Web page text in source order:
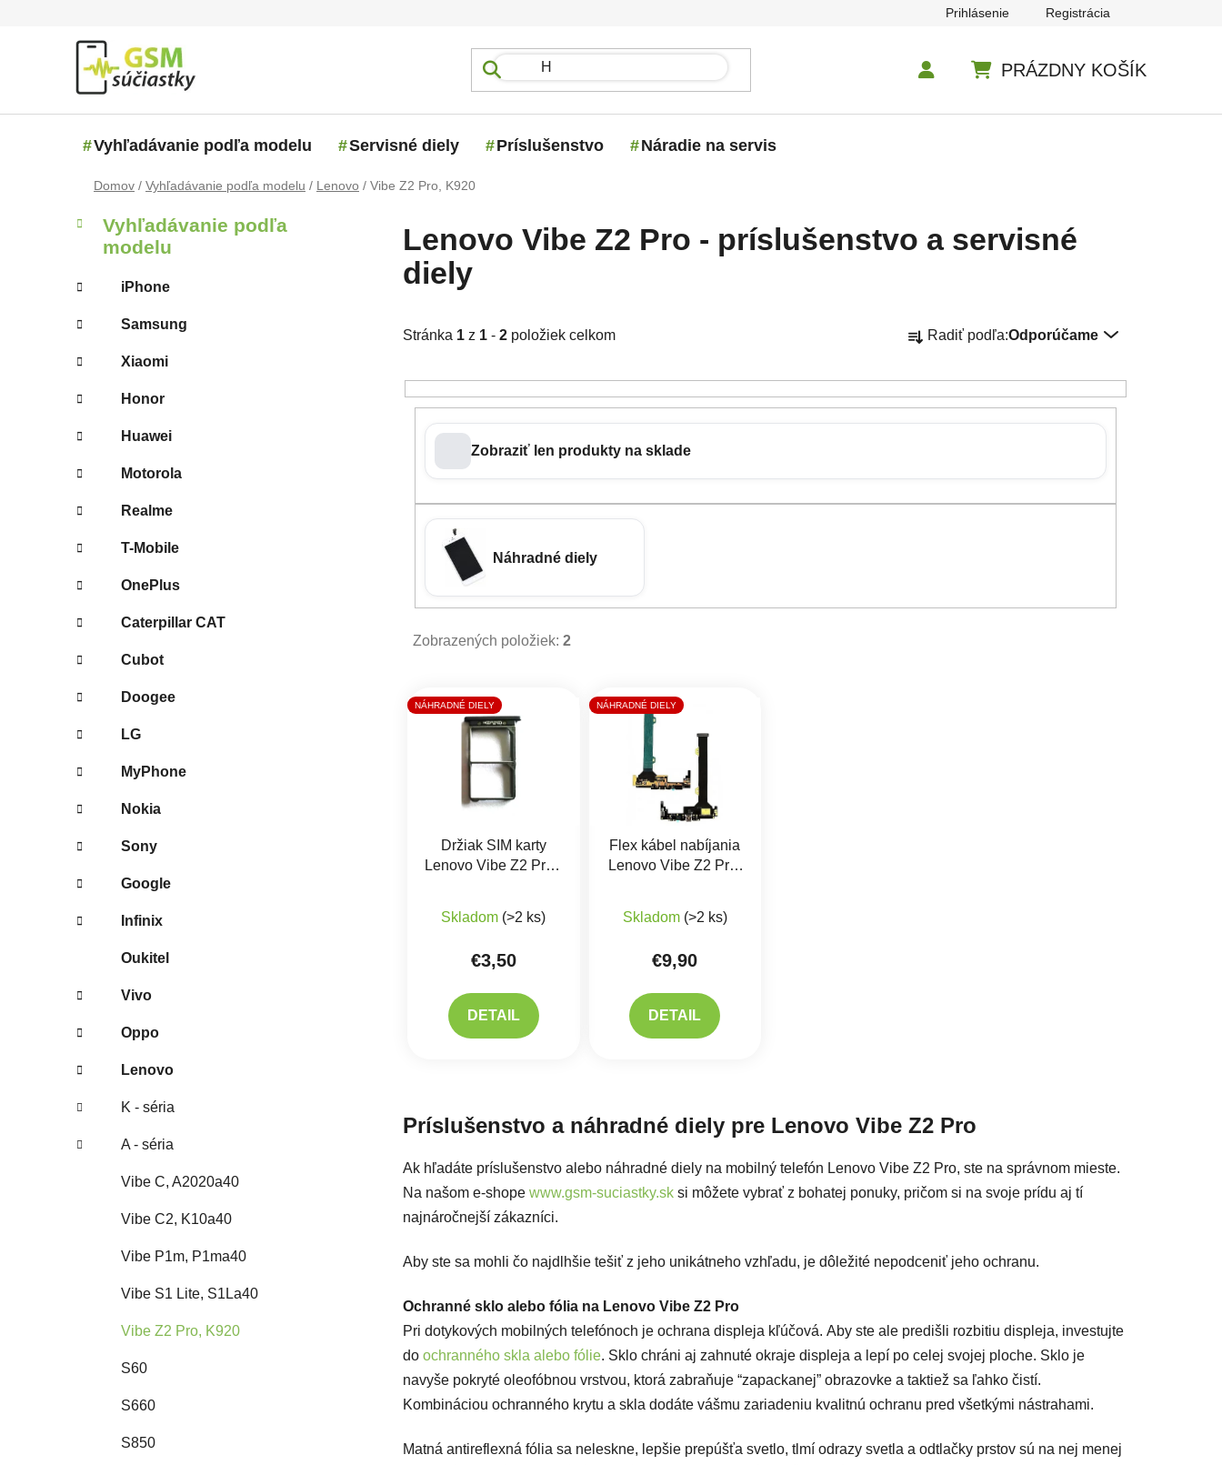
Prihlásenie Registrácia
PRÁZDNY KOŠÍK
Vyhľadávanie podľa modelu Servisné diely Príslušenstvo Náradie na servis
Domov / Vyhľadávanie podľa modelu / Lenovo / Vibe Z2 Pro, K920
Bočný panel
Kategórie
Vyhľadávanie podľa
modelu
iPhone
Samsung
Xiaomi
Honor
Huawei
Motorola
Realme
T-Mobile
OnePlus
Caterpillar CAT
Cubot
Doogee
LG
MyPhone
Nokia
Sony
Google
Infinix
Oukitel
Vivo
Oppo
Lenovo
K - séria
A - séria
Vibe C, A2020a40
Vibe C2, K10a40
Vibe P1m, P1ma40
Vibe S1 Lite, S1La40
Vibe Z2 Pro, K920
S60
S660
S850
Lenovo Vibe Z2 Pro - príslušenstvo a servisné
diely
Stránka 1 z 1 - 2 položiek celkom Radiť podľa:Odporúčame
Zobraziť len produkty na sklade
Náhradné diely
Zobrazených položiek: 2
Výpis produktov
NÁHRADNÉ DIELY
Držiak SIM karty
Lenovo Vibe Z2 Pro -
Skladom (>2 ks)
€3,50
DETAIL
NÁHRADNÉ DIELY
Flex kábel nabíjania
Lenovo Vibe Z2 Pro,
Skladom (>2 ks)
€9,90
DETAIL
Príslušenstvo a náhradné diely pre Lenovo Vibe Z2 Pro
Ak hľadáte príslušenstvo alebo náhradné diely na mobilný telefón Lenovo Vibe Z2 Pro, ste na správnom mieste.
Na našom e-shope www.gsm-suciastky.sk si môžete vybrať z bohatej ponuky, pričom si na svoje prídu aj tí
najnáročnejší zákazníci.
Aby ste sa mohli čo najdlhšie tešiť z jeho unikátneho vzhľadu, je dôležité nepodceniť jeho ochranu.
Ochranné sklo alebo fólia na Lenovo Vibe Z2 Pro
Pri dotykových mobilných telefónoch je ochrana displeja kľúčová. Aby ste ale predišli rozbitiu displeja, investujte
do ochranného skla alebo fólie. Sklo chráni aj zahnuté okraje displeja a lepí po celej svojej ploche. Sklo je
navyše pokryté oleofóbnou vrstvou, ktorá zabraňuje “zapackanej” obrazovke a taktiež sa ľahko čistí.
Kombináciou ochranného krytu a skla dodáte vášmu zariadeniu kvalitnú ochranu pred všetkými nástrahami.
Matná antireflexná fólia sa neleskne, lepšie prepúšťa svetlo, tlmí odrazy svetla a odtlačky prstov sú na nej menej